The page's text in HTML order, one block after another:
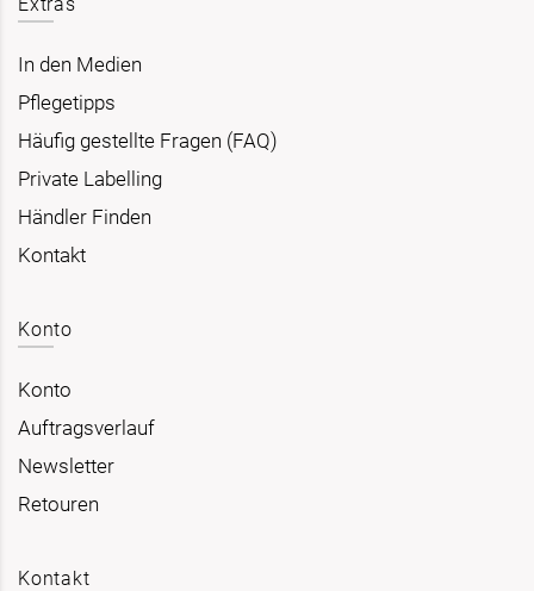
In den Medien
Pflegetipps
Häufig gestellte Fragen (FAQ)
Private Labelling
Händler Finden
Kontakt
Konto
Konto
Auftragsverlauf
Newsletter
Retouren
Kontakt